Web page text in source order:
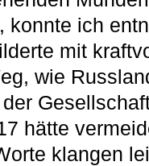
konnte ich
mit
wie
hätte
klangen